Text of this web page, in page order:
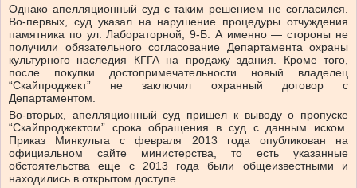
Однако апелляционный суд с таким решением не согласился.
Во-первых, суд указал на нарушение процедуры отчуждения
памятника по ул. Лабораторной, 9-Б. А именно — стороны не
получили обязательного согласование Департамента охраны
культурного наследия КГГА на продажу здания. Кроме того,
после покупки достопримечательности новый владелец
“Скайпроджект” не заключил охранный договор с
Департаментом.
Во-вторых, апелляционный суд пришел к выводу о пропуске
“Скайпроджектом” срока обращения в суд с данным иском.
Приказ Минкульта с февраля 2013 года опубликован на
официальном сайте министерства, то есть указанные
обстоятельства еще с 2013 года были общеизвестными и
находились в открытом доступе.